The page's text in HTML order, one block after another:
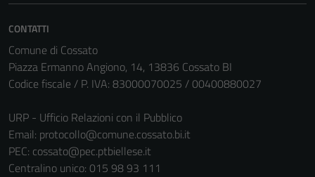
CONTATTI
Comune di Cossato
Piazza Ermanno Angiono, 14, 13836 Cossato BI
Codice fiscale / P. IVA: 83000070025 / 00400880027
URP - Ufficio Relazioni con il Pubblico
Email: protocollo@comune.cossato.bi.it
PEC: cossato@pec.ptbiellese.it
Centralino unico: 015 98 93 111